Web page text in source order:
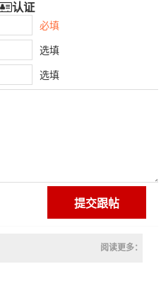
认证
必填
选填
选填
阅读更多：